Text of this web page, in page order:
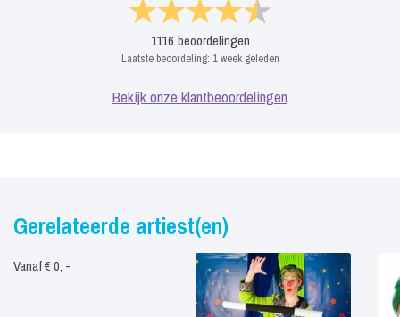
1116 beoordelingen
Laatste beoordeling: 1 week geleden
Bekijk onze klantbeoordelingen
Gerelateerde artiest(en)
Vanaf € 0, -